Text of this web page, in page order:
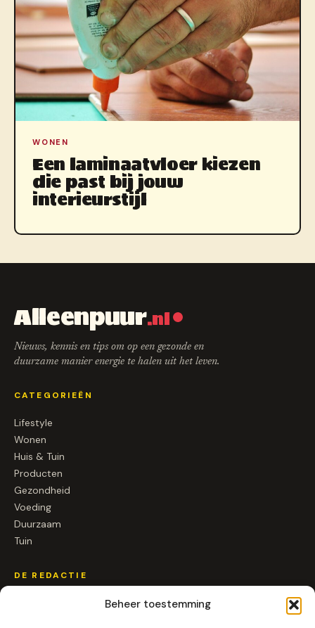
Beheer toestemming
WONEN
Een laminaatvloer kiezen
die past bij jouw
interieurstijl
Alleenpuur.nl
Nieuws, kennis en tips om op een gezonde en
duurzame manier energie te halen uit het leven.
CATEGORIEËN
Lifestyle
Wonen
Huis & Tuin
Producten
Gezondheid
Voeding
Duurzaam
Tuin
DE REDACTIE